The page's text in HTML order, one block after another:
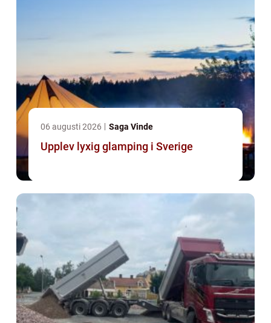
06 augusti 2026 Saga Vinde
Upplev lyxig glamping i Sverige